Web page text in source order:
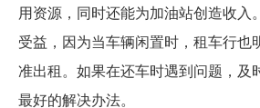
用资源，同时还能为加油站创造收入
受益，因为当车辆闲置时，租车行也
准出租。如果在还车时遇到问题，及
最好的解决办法。